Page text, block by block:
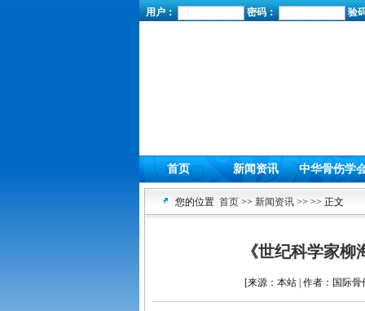
用户： 密码： 验
首页 新闻资讯 中华骨伤学
您的位置 首页 >> 新闻资讯 >> >> 正文
《世纪科学家
[来源：本站 | 作者：国际骨